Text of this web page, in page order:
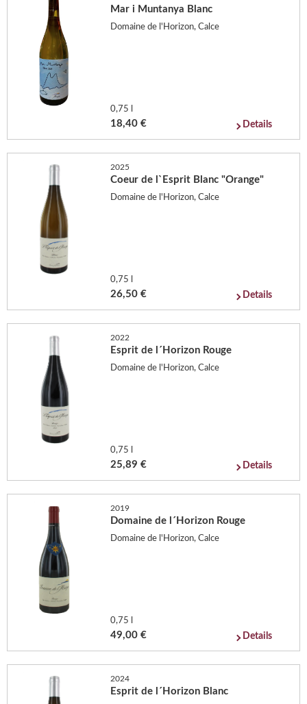
Mar i Muntanya Blanc
Domaine de l'Horizon, Calce
0,75 l
18,40 € Details
2025
Coeur de l`Esprit Blanc "Orange"
Domaine de l'Horizon, Calce
0,75 l
26,50 € Details
2022
Esprit de l´Horizon Rouge
Domaine de l'Horizon, Calce
0,75 l
25,89 € Details
2019
Domaine de l´Horizon Rouge
Domaine de l'Horizon, Calce
0,75 l
49,00 € Details
2024
Esprit de l´Horizon Blanc